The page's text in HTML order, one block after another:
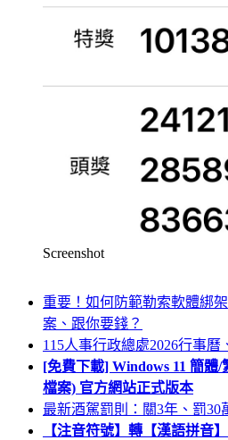
Screenshot
重要！如何防範勒索軟體綁
案、跟你要錢？
115人事行政總處2026行事曆
[免費下載] Windows 11 簡體
檔案) 官方網站正式版本
最新酒駕罰則：關3年、罰30
【注音符號】轉【漢語拼音